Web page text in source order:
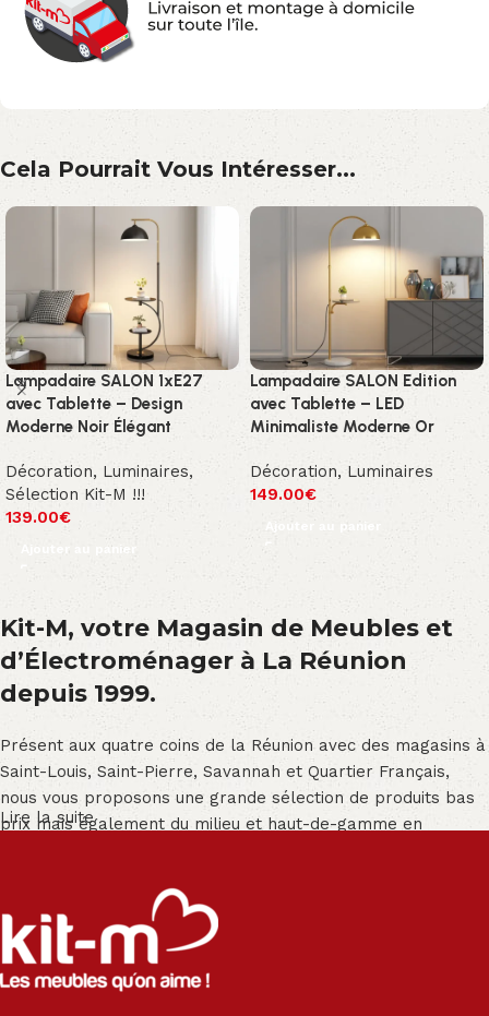
Cela Pourrait Vous Intéresser...
Lampadaire SALON 1xE27
avec Tablette – Design
Moderne Noir Élégant
Décoration, Luminaires,
Sélection Kit-M !!!
139.00€
Ajouter au panier
Lampadaire SALON Edition
avec Tablette – LED
Minimaliste Moderne Or
Décoration, Luminaires
149.00€
Ajouter au panier
Kit-M, votre Magasin de Meubles et
d’Électroménager à La Réunion
depuis 1999.
Présent aux quatre coins de la Réunion avec des magasins à
Saint-Louis, Saint-Pierre, Savannah et Quartier Français,
nous vous proposons une grande sélection de produits bas
prix mais également du milieu et haut-de-gamme en
Salon angle - Salon convertible - Salon relax - Canapé -
Canapé lit - Cuisine sur-mesure - Fauteuil - Armoire - Table
et chaise - Meuble de salle de bain - Literie - Lit - Bureau -
Électroménager - Télévision led - Réfrigérateur -
Lire la suite